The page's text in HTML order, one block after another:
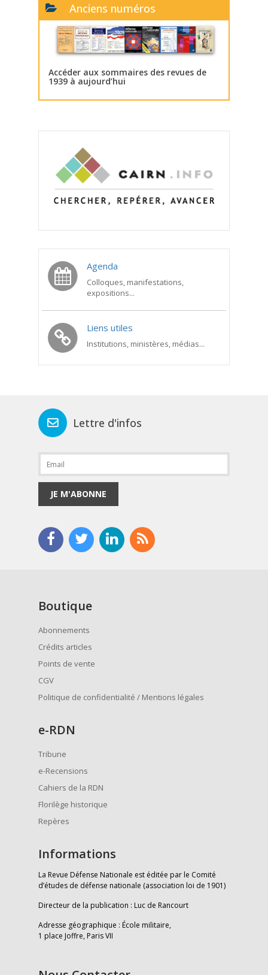
Anciens numéros
Accéder aux sommaires des revues de
1939 à aujourd’hui
Agenda
Colloques, manifestations,
expositions...
Liens utiles
Institutions, ministères, médias...
Lettre d'infos
JE M'ABONNE
Boutique
Abonnements
Crédits articles
Points de vente
CGV
Politique de confidentialité / Mentions légales
e-RDN
Tribune
e-Recensions
Cahiers de la RDN
Florilège historique
Repères
Informations
La Revue Défense Nationale est éditée par le Comité
d’études de défense nationale (association loi de 1901)
Directeur de la publication : Luc de Rancourt
Adresse géographique : École militaire,
1 place Joffre, Paris VII